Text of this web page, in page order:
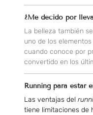
¿Me decido por
La belleza también
uno de los
cuando conoce por
convertido en los
Running para estar
Las ventajas del
tiene limitaciones de